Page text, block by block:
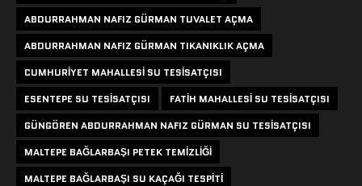
ABDURRAHMAN NAFIZ GÜRMAN TUVALET AÇMA
ABDURRAHMAN NAFIZ GÜRMAN TIKANIKLIK AÇMA
CUMHURIYET MAHALLESI SU TESISATÇISI
ESENTEPE SU TESISATÇISI
FATIH MAHALLESI SU TESISATÇISI
GÜNGÖREN ABDURRAHMAN NAFIZ GÜRMAN SU TESISATÇISI
MALTEPE BAĞLARBAŞI PETEK TEMIZLIĞI
MALTEPE BAĞLARBAŞI SU KAÇAĞI TESPITI